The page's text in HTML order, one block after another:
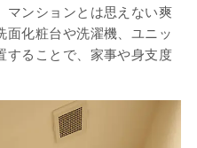
マンションとは思えない爽
面化粧台や洗濯機、ユニッ
することで、家事や身支度